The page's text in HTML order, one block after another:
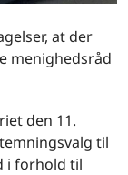
at der
menighedsråd
den 11.
til
i forhold til